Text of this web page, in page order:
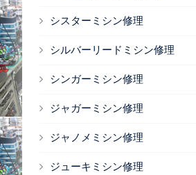
シスターミシン修理
シルバーリードミシン修理
シンガーミシン修理
ジャガーミシン修理
ジャノメミシン修理
ジューキミシン修理